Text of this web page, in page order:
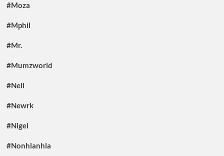
#Moza
#Mphil
#Mr.
#Mumzworld
#Neil
#Newrk
#Nigel
#Nonhlanhla